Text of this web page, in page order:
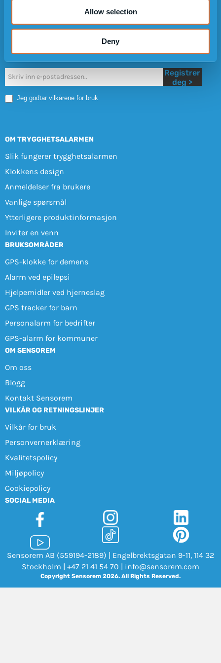
Allow selection
Deny
NYHETSBREV
Nyhetsbrev
Mobile
Registrer
deg >
Jeg godtar vilkårene for bruk
OM TRYGGHETSALARMEN
Slik fungerer trygghetsalarmen
Klokkens design
Anmeldelser fra brukere
Vanlige spørsmål
Ytterligere produktinformasjon
Inviter en venn
BRUKSOMRÅDER
GPS-klokke for demens
Alarm ved epilepsi
Hjelpemidler ved hjerneslag
GPS tracker for barn
Personalarm for bedrifter
GPS-alarm for kommuner
OM SENSOREM
Om oss
Blogg
Kontakt Sensorem
VILKÅR OG RETNINGSLINJER
Vilkår for bruk
Personvernerklæring
Kvalitetspolicy
Miljøpolicy
Cookiepolicy
SOCIAL MEDIA
Sensorem AB (559194-2189) | Engelbrektsgatan 9-11, 114 32
Stockholm | +47 21 41 54 70 | info@sensorem.com
Copyright Sensorem 2026. All Rights Reserved.